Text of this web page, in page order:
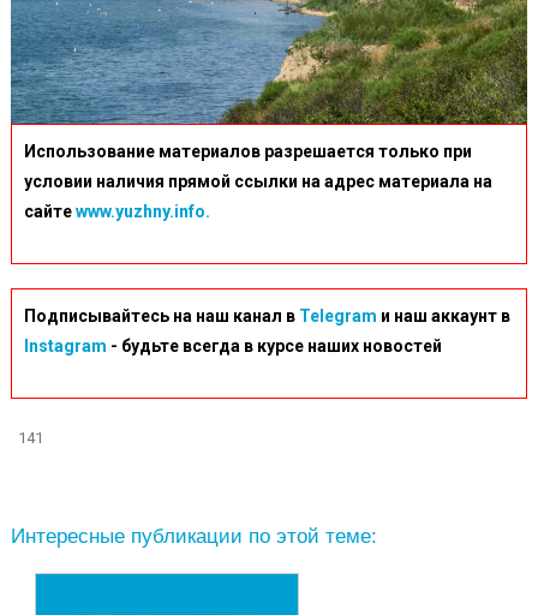
Использование материалов разрешается только при
условии наличия прямой ссылки на адрес материала на
сайтеwww.yuzhny.info.
Подписывайтесь на наш канал в Telegram и наш аккаунт в
Instagram - будьте всегда в курсе наших новостей
141
Интересные публикации по этой теме: